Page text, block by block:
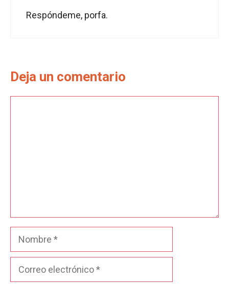
Respóndeme, porfa.
Deja un comentario
Nombre